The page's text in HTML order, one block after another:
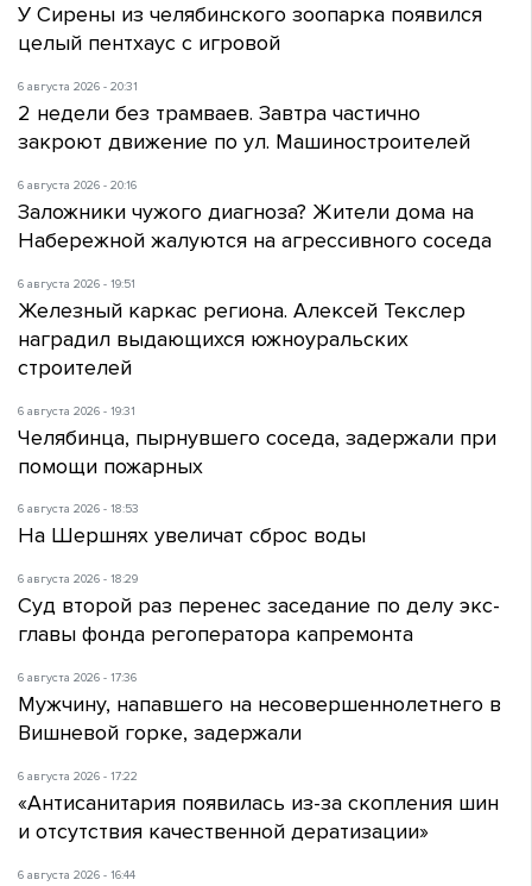
У Сирены из челябинского зоопарка появился
целый пентхаус с игровой
6 августа 2026 - 20:31
2 недели без трамваев. Завтра частично
закроют движение по ул. Машиностроителей
6 августа 2026 - 20:16
Заложники чужого диагноза? Жители дома на
Набережной жалуются на агрессивного соседа
6 августа 2026 - 19:51
Железный каркас региона. Алексей Текслер
наградил выдающихся южноуральских
строителей
6 августа 2026 - 19:31
Челябинца, пырнувшего соседа, задержали при
помощи пожарных
6 августа 2026 - 18:53
На Шершнях увеличат сброс воды
6 августа 2026 - 18:29
Суд второй раз перенес заседание по делу экс-
главы фонда регоператора капремонта
6 августа 2026 - 17:36
Мужчину, напавшего на несовершеннолетнего в
Вишневой горке, задержали
6 августа 2026 - 17:22
«Антисанитария появилась из-за скопления шин
и отсутствия качественной дератизации»
6 августа 2026 - 16:44